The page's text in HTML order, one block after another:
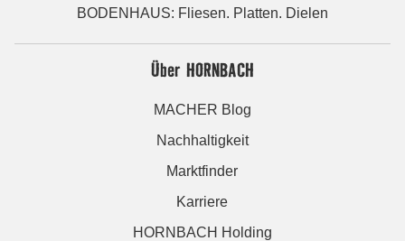
BODENHAUS: Fliesen. Platten. Dielen
Über HORNBACH
MACHER Blog
Nachhaltigkeit
Marktfinder
Karriere
HORNBACH Holding